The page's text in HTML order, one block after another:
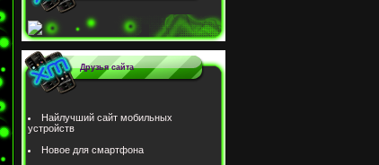
Друзья сайта
Найлучший сайт мобильных
устройств
Новое для смартфона